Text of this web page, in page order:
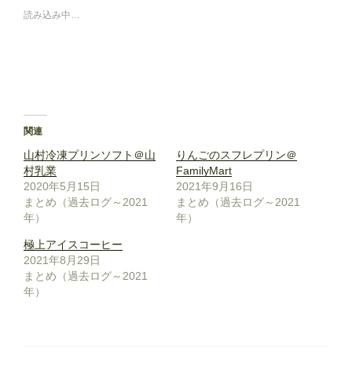
読み込み中…
関連
山村冷凍プリンソフト＠山
村乳業
2020年5月15日
まとめ（過去ログ～2021
年）
りんごのスフレプリン＠
FamilyMart
2021年9月16日
まとめ（過去ログ～2021
年）
極上アイスコーヒー
2021年8月29日
まとめ（過去ログ～2021
年）